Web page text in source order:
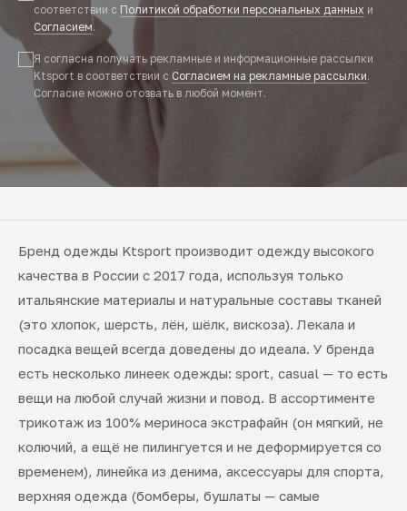
соответствии с Политикой обработки персональных данных и
Согласием.
Я согласна получать рекламные и информационные рассылки
Ktsport в соответствии с Согласием на рекламные рассылки.
Согласие можно отозвать в любой момент.
Бренд одежды Ktsport производит одежду высокого
качества в России с 2017 года, используя только
итальянские материалы и натуральные составы тканей
(это хлопок, шерсть, лён, шёлк, вискоза). Лекала и
посадка вещей всегда доведены до идеала. У бренда
есть несколько линеек одежды: sport, casual — то есть
вещи на любой случай жизни и повод. В ассортименте
трикотаж из 100% мериноса экстрафайн (он мягкий, не
колючий, а ещё не пилингуется и не деформируется со
временем), линейка из денима, аксессуары для спорта,
верхняя одежда (бомберы, бушлаты — самые